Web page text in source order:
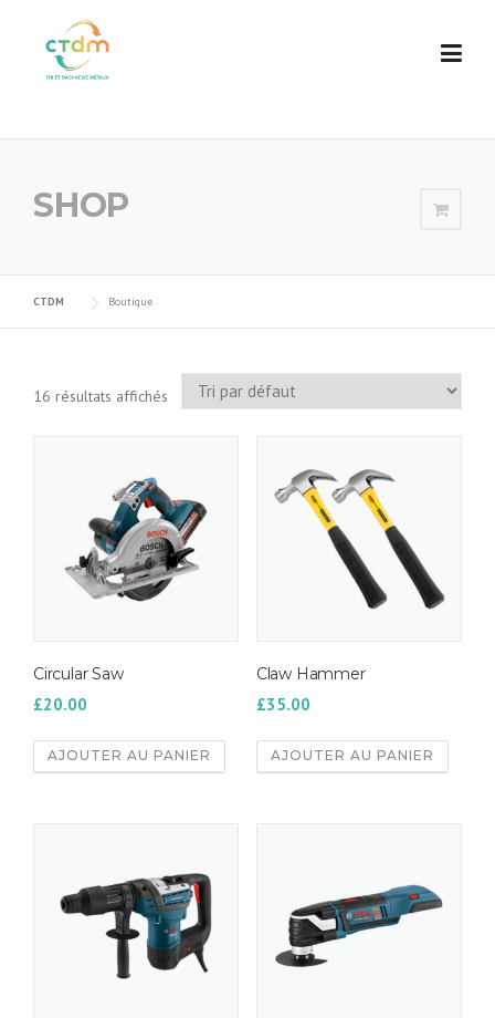
SHOP
CTDM Boutique
16 résultats affichés
Circular Saw
£20.00
AJOUTER AU PANIER
Claw Hammer
£35.00
AJOUTER AU PANIER